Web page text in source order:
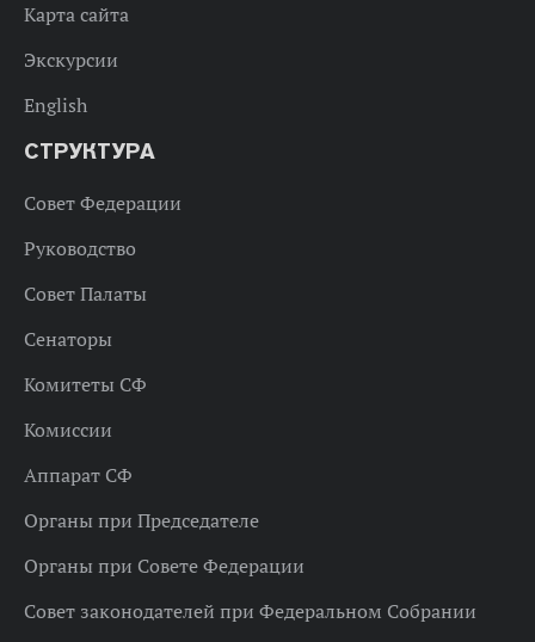
Карта сайта
Экскурсии
English
СТРУКТУРА
Совет Федерации
Руководство
Совет Палаты
Сенаторы
Комитеты СФ
Комиссии
Аппарат СФ
Органы при Председателе
Органы при Совете Федерации
Совет законодателей при Федеральном Собрании